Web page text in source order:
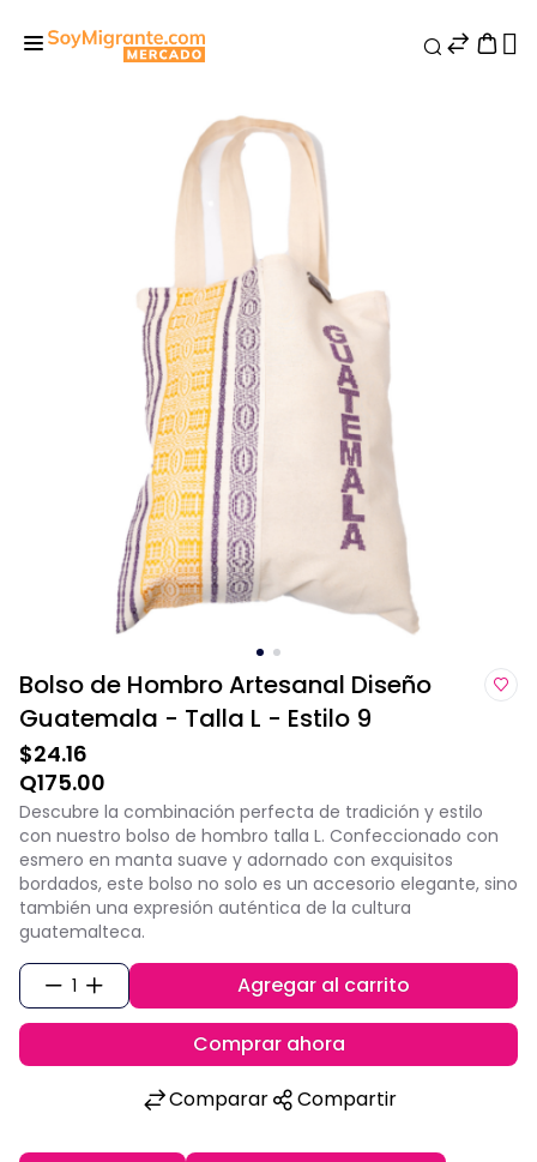
Bolso de Hombro Artesanal Diseño
Guatemala - Talla L - Estilo 9
$24.16
Q175.00
Descubre la combinación perfecta de tradición y estilo
con nuestro bolso de hombro talla L. Confeccionado con
esmero en manta suave y adornado con exquisitos
bordados, este bolso no solo es un accesorio elegante, sino
también una expresión auténtica de la cultura
guatemalteca.
1 Agregar al carrito
Comprar ahora
Comparar
Compartir